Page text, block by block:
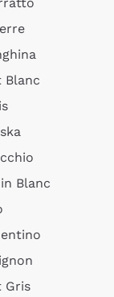
Blanc
Blanc
Gris